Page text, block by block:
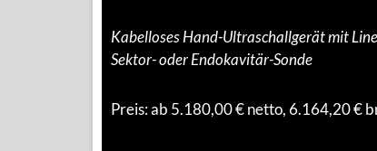
L15 HD3
Kabelloses Hand-Ultraschallgerät mit
Sektor- oder Endokavitär-Sonde
Preis: ab 5.180,00€ netto, 6.164,20 €